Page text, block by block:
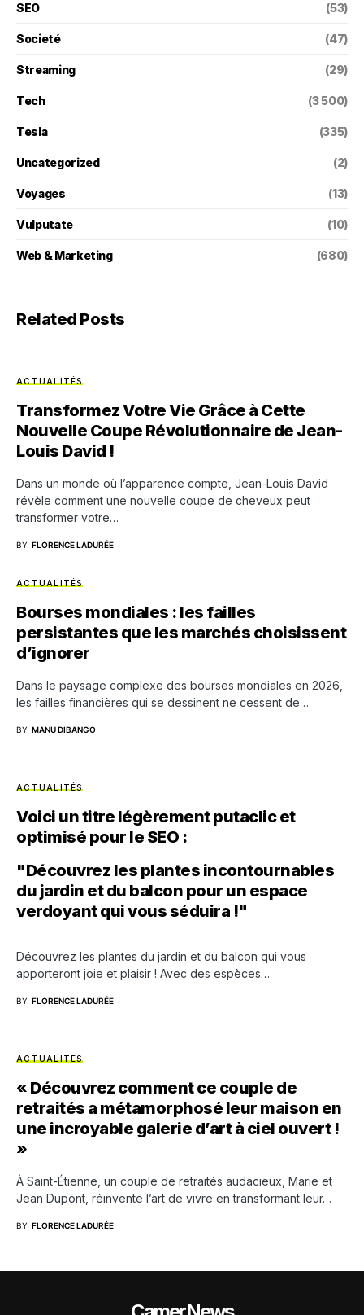
SEO (53)
Societé (47)
Streaming (29)
Tech (3 500)
Tesla (335)
Uncategorized (2)
Voyages (13)
Vulputate (10)
Web & Marketing (680)
Related Posts
ACTUALITÉS
Transformez Votre Vie Grâce à Cette
Nouvelle Coupe Révolutionnaire de Jean-
Louis David !
Dans un monde où l’apparence compte, Jean-Louis David
révèle comment une nouvelle coupe de cheveux peut
transformer votre…
BY FLORENCE LADURÉE
ACTUALITÉS
Bourses mondiales : les failles
persistantes que les marchés choisissent
d’ignorer
Dans le paysage complexe des bourses mondiales en 2026,
les failles financières qui se dessinent ne cessent de…
BY MANU DIBANGO
ACTUALITÉS
Voici un titre légèrement putaclic et
optimisé pour le SEO :
"Découvrez les plantes incontournables
du jardin et du balcon pour un espace
verdoyant qui vous séduira !"
Découvrez les plantes du jardin et du balcon qui vous
apporteront joie et plaisir ! Avec des espèces…
BY FLORENCE LADURÉE
ACTUALITÉS
« Découvrez comment ce couple de
retraités a métamorphosé leur maison en
une incroyable galerie d’art à ciel ouvert !
»
À Saint-Étienne, un couple de retraités audacieux, Marie et
Jean Dupont, réinvente l’art de vivre en transformant leur…
BY FLORENCE LADURÉE